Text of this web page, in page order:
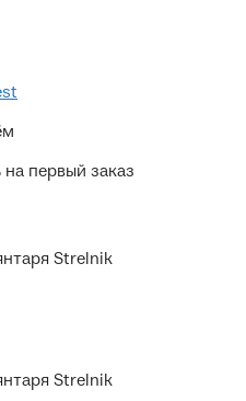
первый заказ